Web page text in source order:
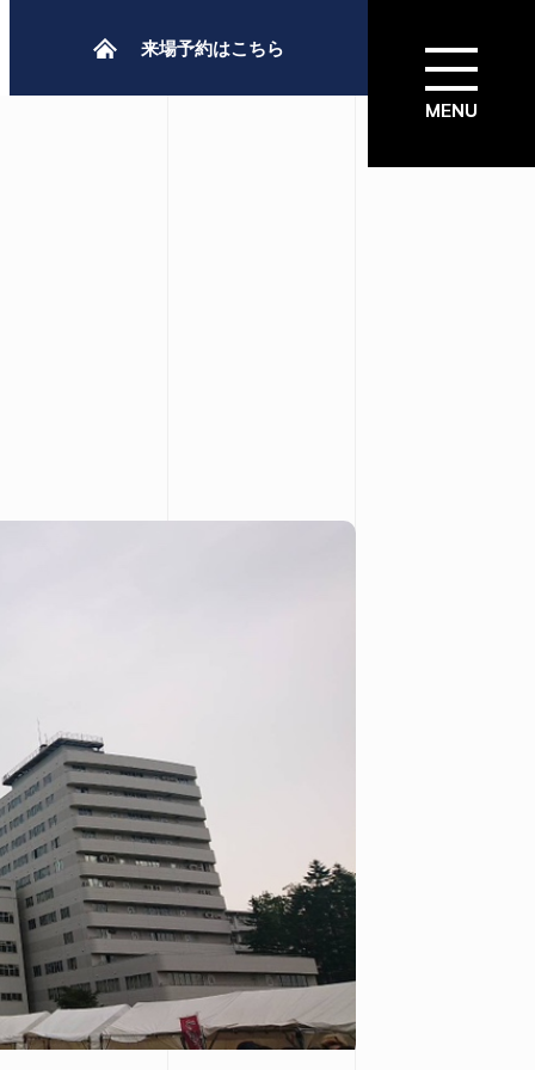
来場予約はこちら